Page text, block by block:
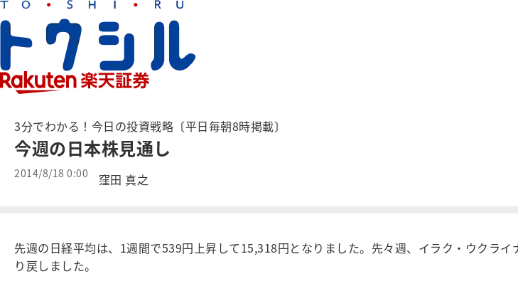
3分でわかる！今日の投資戦略〔平日毎朝8時掲載〕
今週の日本株見通し
2014/8/18 0:00 窪田 真之
先週の日経平均は、1週間で539円上昇して15,318円となりました。先々週、イラク・ウクラ
り戻しました。